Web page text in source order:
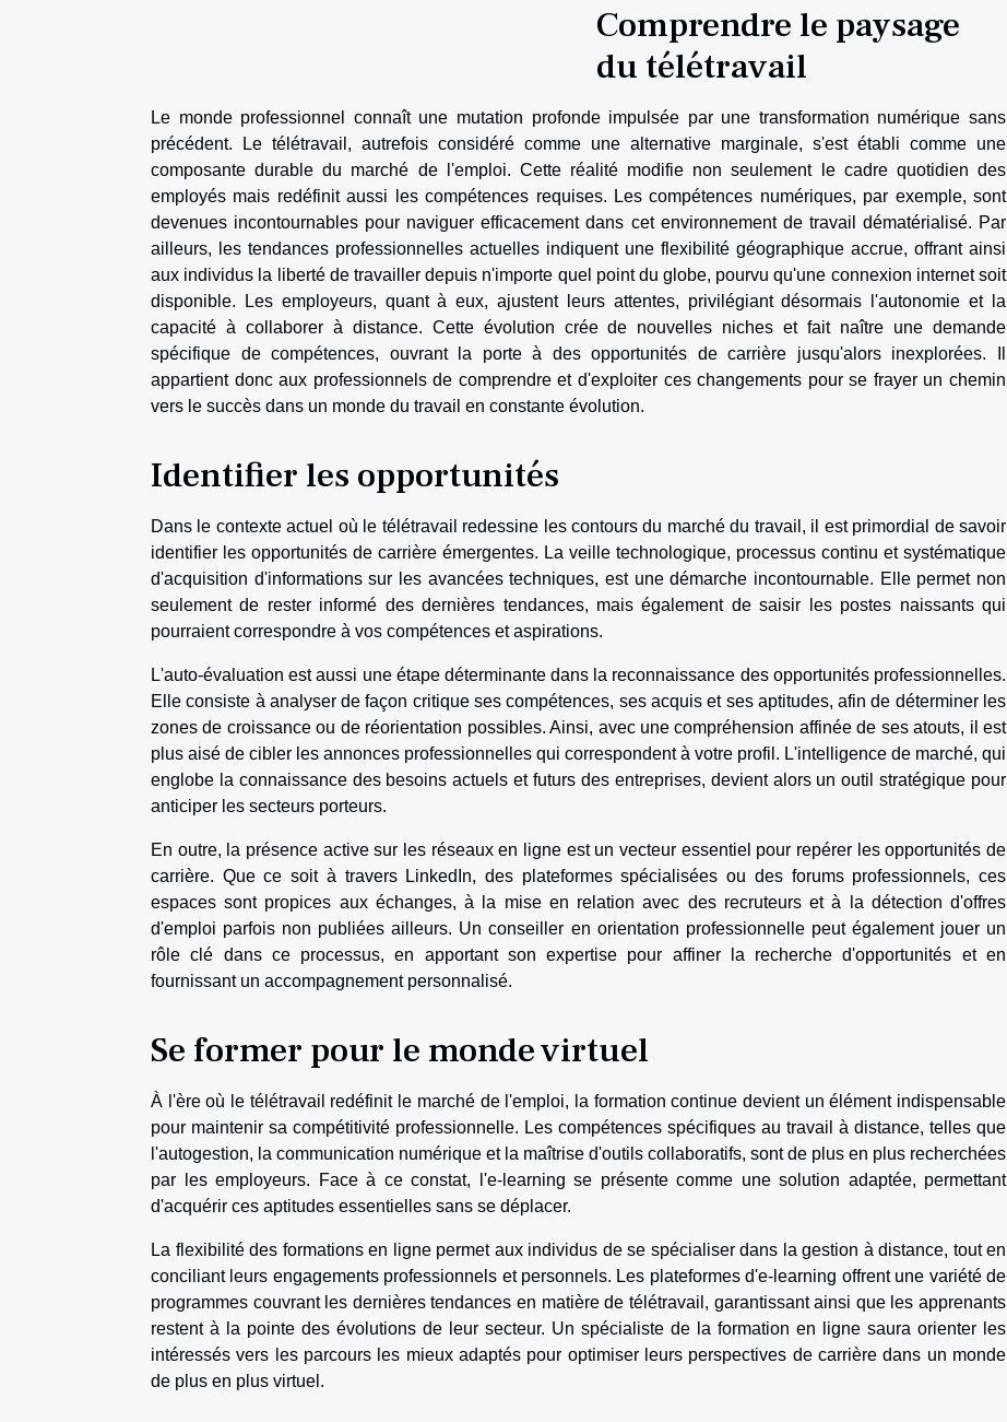
Comprendre le paysage
du télétravail
Le monde professionnel connaît une mutation profonde impulsée par une transformation numérique sans
précédent. Le télétravail, autrefois considéré comme une alternative marginale, s'est établi comme une
composante durable du marché de l'emploi. Cette réalité modifie non seulement le cadre quotidien des
employés mais redéfinit aussi les compétences requises. Les compétences numériques, par exemple, sont
devenues incontournables pour naviguer efficacement dans cet environnement de travail dématérialisé. Par
ailleurs, les tendances professionnelles actuelles indiquent une flexibilité géographique accrue, offrant ainsi
aux individus la liberté de travailler depuis n'importe quel point du globe, pourvu qu'une connexion internet soit
disponible. Les employeurs, quant à eux, ajustent leurs attentes, privilégiant désormais l'autonomie et la
capacité à collaborer à distance. Cette évolution crée de nouvelles niches et fait naître une demande
spécifique de compétences, ouvrant la porte à des opportunités de carrière jusqu'alors inexplorées. Il
appartient donc aux professionnels de comprendre et d'exploiter ces changements pour se frayer un chemin
vers le succès dans un monde du travail en constante évolution.
Identifier les opportunités
Dans le contexte actuel où le télétravail redessine les contours du marché du travail, il est primordial de savoir
identifier les opportunités de carrière émergentes. La veille technologique, processus continu et systématique
d'acquisition d'informations sur les avancées techniques, est une démarche incontournable. Elle permet non
seulement de rester informé des dernières tendances, mais également de saisir les postes naissants qui
pourraient correspondre à vos compétences et aspirations.
L'auto-évaluation est aussi une étape déterminante dans la reconnaissance des opportunités professionnelles.
Elle consiste à analyser de façon critique ses compétences, ses acquis et ses aptitudes, afin de déterminer les
zones de croissance ou de réorientation possibles. Ainsi, avec une compréhension affinée de ses atouts, il est
plus aisé de cibler les annonces professionnelles qui correspondent à votre profil. L'intelligence de marché, qui
englobe la connaissance des besoins actuels et futurs des entreprises, devient alors un outil stratégique pour
anticiper les secteurs porteurs.
En outre, la présence active sur les réseaux en ligne est un vecteur essentiel pour repérer les opportunités de
carrière. Que ce soit à travers LinkedIn, des plateformes spécialisées ou des forums professionnels, ces
espaces sont propices aux échanges, à la mise en relation avec des recruteurs et à la détection d'offres
d'emploi parfois non publiées ailleurs. Un conseiller en orientation professionnelle peut également jouer un
rôle clé dans ce processus, en apportant son expertise pour affiner la recherche d'opportunités et en
fournissant un accompagnement personnalisé.
Se former pour le monde virtuel
À l'ère où le télétravail redéfinit le marché de l'emploi, la formation continue devient un élément indispensable
pour maintenir sa compétitivité professionnelle. Les compétences spécifiques au travail à distance, telles que
l'autogestion, la communication numérique et la maîtrise d'outils collaboratifs, sont de plus en plus recherchées
par les employeurs. Face à ce constat, l'e-learning se présente comme une solution adaptée, permettant
d'acquérir ces aptitudes essentielles sans se déplacer.
La flexibilité des formations en ligne permet aux individus de se spécialiser dans la gestion à distance, tout en
conciliant leurs engagements professionnels et personnels. Les plateformes d'e-learning offrent une variété de
programmes couvrant les dernières tendances en matière de télétravail, garantissant ainsi que les apprenants
restent à la pointe des évolutions de leur secteur. Un spécialiste de la formation en ligne saura orienter les
intéressés vers les parcours les mieux adaptés pour optimiser leurs perspectives de carrière dans un monde
de plus en plus virtuel.